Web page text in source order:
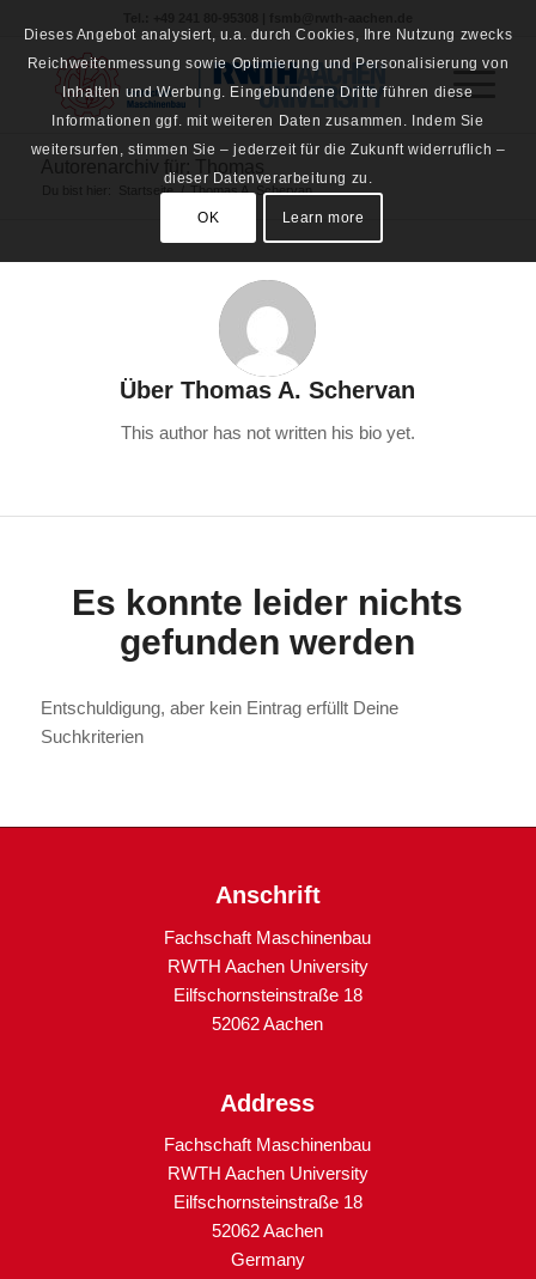
Startseite / Thomas A. Schervan
ÜberThomas A. Schervan
This author has not written his bio yet.
Es konnte leider nichts
gefunden werden
Entschuldigung, aber kein Eintrag erfüllt Deine
Suchkriterien
Anschrift
Fachschaft Maschinenbau
RWTH Aachen University
Eilfschornsteinstraße 18
52062 Aachen
Address
Fachschaft Maschinenbau
RWTH Aachen University
Eilfschornsteinstraße 18
52062 Aachen
Germany
Dieses Angebot analysiert, u.a. durch Cookies, Ihre Nutzung zwecks
Reichweitenmessung sowie Optimierung und Personalisierung von
Inhalten und Werbung. Eingebundene Dritte führen diese
Informationen ggf. mit weiteren Daten zusammen. Indem Sie
weitersurfen, stimmen Sie – jederzeit für die Zukunft widerruflich –
dieser Datenverarbeitung zu.
OK Learn more